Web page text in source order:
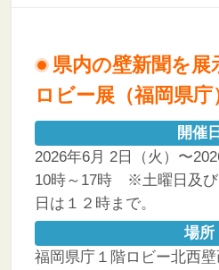
県内の壁新聞を展
ロビー展（福岡県庁
開催日
2026年6月 2日（火）〜
10時～17時 ※土曜日及び
日は１２時まで。
場所
福岡県庁１階ロビー北西